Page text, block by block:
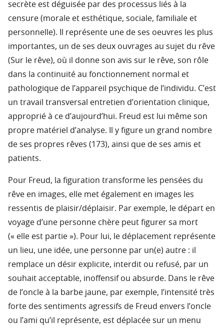
secrète est déguisée par des processus liés à la
censure (morale et esthétique, sociale, familiale et
personnelle). Il représente une de ses oeuvres les plus
importantes, un de ses deux ouvrages au sujet du rêve
(Sur le rêve), où il donne son avis sur le rêve, son rôle
dans la continuité au fonctionnement normal et
pathologique de l’appareil psychique de l’individu. C’est
un travail transversal entretien d’orientation clinique,
approprié à ce d’aujourd’hui. Freud est lui même son
propre matériel d’analyse. Il y figure un grand nombre
de ses propres rêves (173), ainsi que de ses amis et
patients.
Pour Freud, la figuration transforme les pensées du
rêve en images, elle met également en images les
ressentis de plaisir/déplaisir. Par exemple, le départ en
voyage d’une personne chère peut figurer sa mort
(« elle est partie »). Pour lui, le déplacement représente
un lieu, une idée, une personne par un(e) autre : il
remplace un désir explicite, interdit ou refusé, par un
souhait acceptable, inoffensif ou absurde. Dans le rêve
de l’oncle à la barbe jaune, par exemple, l’intensité très
forte des sentiments agressifs de Freud envers l’oncle
ou l’ami qu’il représente, est déplacée sur un menu